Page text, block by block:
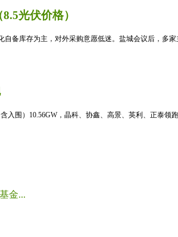
光伏价格）
备库存为主，对外采购意愿低迷。盐城会议后，多
围）10.56GW，晶科、协鑫、高景、英利、正泰领
金...